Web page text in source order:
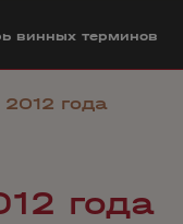
винных терминов
года
года